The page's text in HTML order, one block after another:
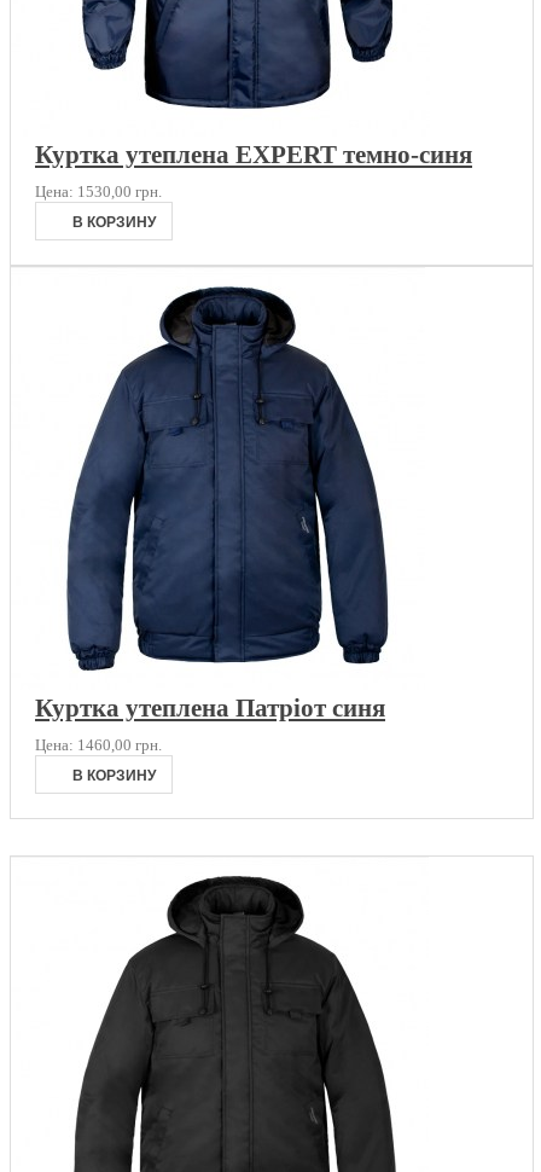
Куртка утеплена EXPERT темно-синя
Цена: 1530,00 грн.
Куртка утеплена Патріот синя
Цена: 1460,00 грн.